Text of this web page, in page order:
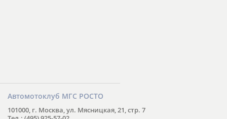
Автомотоклуб МГС РОСТО
101000, г. Москва, ул. Мясницкая, 21, стр. 7